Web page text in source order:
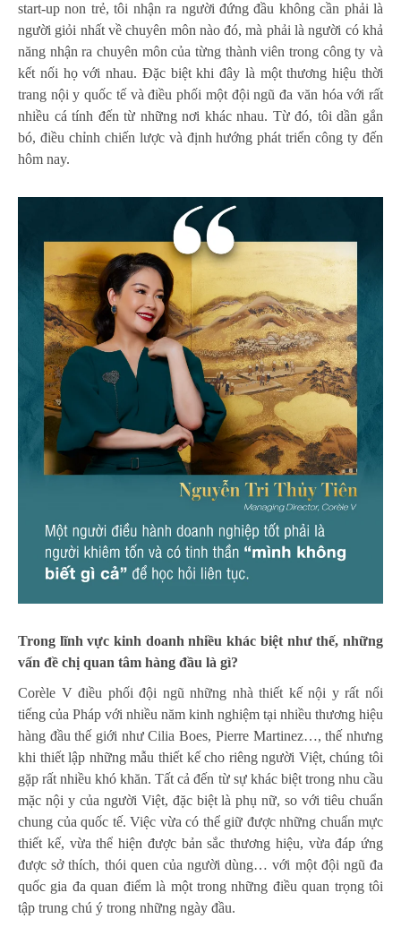
start-up non trẻ, tôi nhận ra người đứng đầu không cần phải là
người giỏi nhất về chuyên môn nào đó, mà phải là người có khả
năng nhận ra chuyên môn của từng thành viên trong công ty và
kết nối họ với nhau. Đặc biệt khi đây là một thương hiệu thời
trang nội y quốc tế và điều phối một đội ngũ đa văn hóa với rất
nhiều cá tính đến từ những nơi khác nhau. Từ đó, tôi dần gắn
bó, điều chỉnh chiến lược và định hướng phát triển công ty đến
hôm nay.
Trong lĩnh vực kinh doanh nhiều khác biệt như thế, những
vấn đề chị quan tâm hàng đầu là gì?
Corèle V điều phối đội ngũ những nhà thiết kế nội y rất nổi
tiếng của Pháp với nhiều năm kinh nghiệm tại nhiều thương hiệu
hàng đầu thế giới như Cilia Boes, Pierre Martinez…, thế nhưng
khi thiết lập những mẫu thiết kế cho riêng người Việt, chúng tôi
gặp rất nhiều khó khăn. Tất cả đến từ sự khác biệt trong nhu cầu
mặc nội y của người Việt, đặc biệt là phụ nữ, so với tiêu chuẩn
chung của quốc tế. Việc vừa có thể giữ được những chuẩn mực
thiết kế, vừa thể hiện được bản sắc thương hiệu, vừa đáp ứng
được sở thích, thói quen của người dùng… với một đội ngũ đa
quốc gia đa quan điểm là một trong những điều quan trọng tôi
tập trung chú ý trong những ngày đầu.